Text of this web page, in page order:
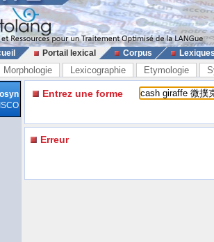
Portail lexical Corpus
Morphologie Lexicographie Etymologie
Entrez une forme
Erreur